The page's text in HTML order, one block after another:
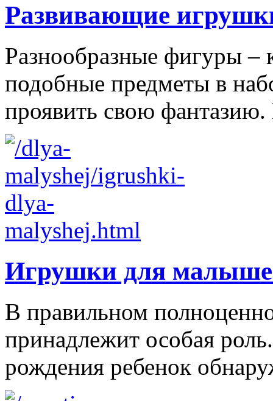
Развивающие
Разнообразные фигуры –
подобные предметы в
проявить свою
Игрушки для
В правильном
принадлежит особая
рождения ребенок